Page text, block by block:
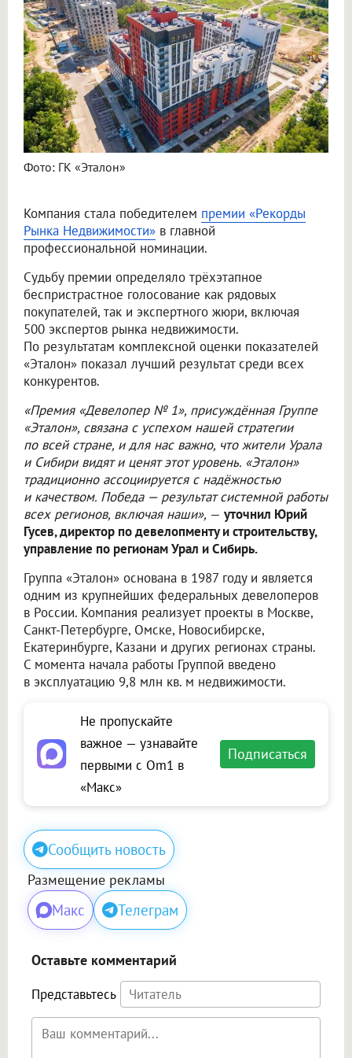
Фото: ГК «Эталон»
Компания стала победителем премии «Рекорды
Рынка Недвижимости» в главной
профессиональной номинации.
Судьбу премии определяло трёхэтапное
беспристрастное голосование как рядовых
покупателей, так и экспертного жюри, включая
500 экспертов рынка недвижимости.
По результатам комплексной оценки показателей
«Эталон» показал лучший результат среди всех
конкурентов.
«Премия «Девелопер № 1», присуждённая Группе
«Эталон», связана с успехом нашей стратегии
по всей стране, и для нас важно, что жители Урала
и Сибири видят и ценят этот уровень. «Эталон»
традиционно ассоциируется с надёжностью
и качеством. Победа — результат системной работы
всех регионов, включая наши», — уточнил Юрий
Гусев, директор по девелопменту и строительству,
управление по регионам Урал и Сибирь.
Группа «Эталон» основана в 1987 году и является
одним из крупнейших федеральных девелоперов
в России. Компания реализует проекты в Москве,
Санкт-Петербурге, Омске, Новосибирске,
Екатеринбурге, Казани и других регионах страны.
С момента начала работы Группой введено
в эксплуатацию 9,8 млн кв. м недвижимости.
Не пропускайте
важное — узнавайте
первыми с Om1 в
«Макс»
Подписаться
Сообщить новость
Размещение рекламы
Макс Телеграм
Оставьте комментарий
Представьтесь